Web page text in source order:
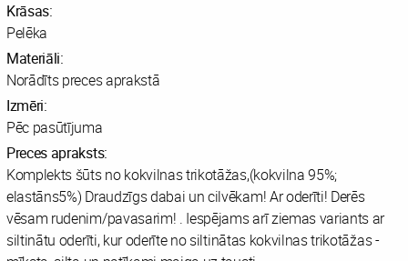
Krāsas:
Pelēka
Materiāli:
Norādīts preces aprakstā
Izmēri:
Pēc pasūtījuma
Preces apraksts:
Komplekts šūts no kokvilnas trikotāžas,(kokvilna 95%;
elastāns5%) Draudzīgs dabai un cilvēkam! Ar oderīti! Derēs
vēsam rudenim/pavasarim! . Iespējams arī ziemas variants ar
siltinātu oderīti, kur oderīte no siltinātas kokvilnas trikotāžas -